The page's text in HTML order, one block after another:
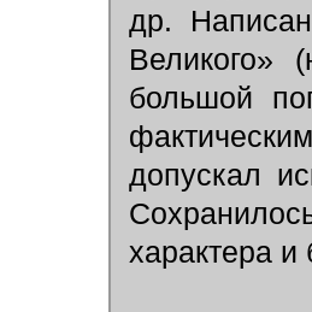
др.
Великого»
большой
допускал
характера и